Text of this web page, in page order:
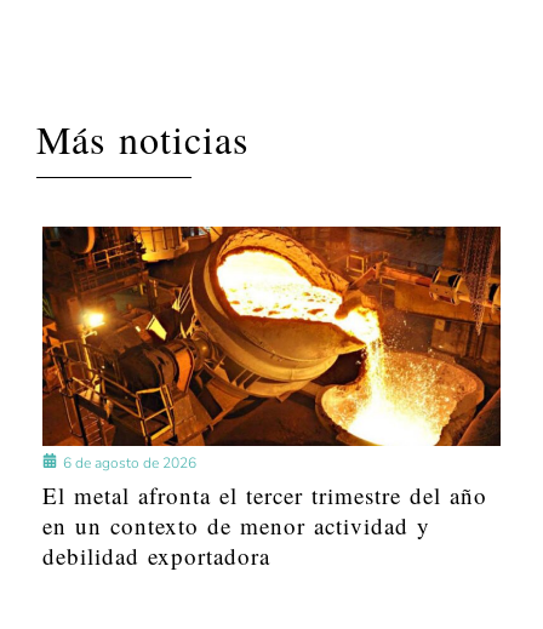
Más noticias
6 de agosto de 2026
El metal afronta el tercer trimestre del año
en un contexto de menor actividad y
debilidad exportadora